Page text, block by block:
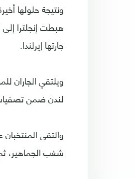
ونتيجة حلولها
هبطت إنجلترا
جارتها إيرلندا.
لندن ضمن تصفيات
شغب الجماهير، ثم غابت